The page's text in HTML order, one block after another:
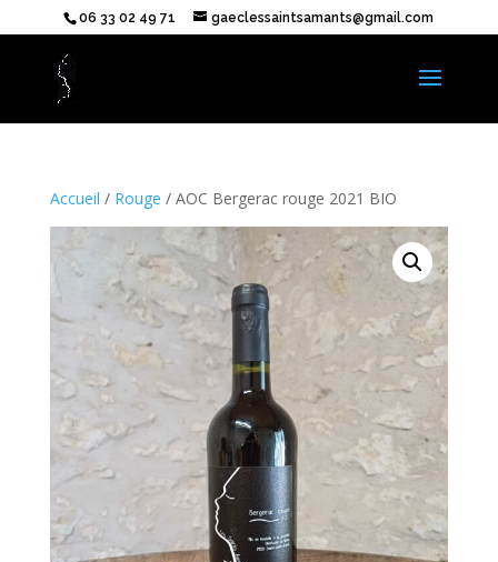
06 33 02 49 71 gaeclessaintsamants@gmail.com
Accueil / Rouge / AOC Bergerac rouge 2021 BIO